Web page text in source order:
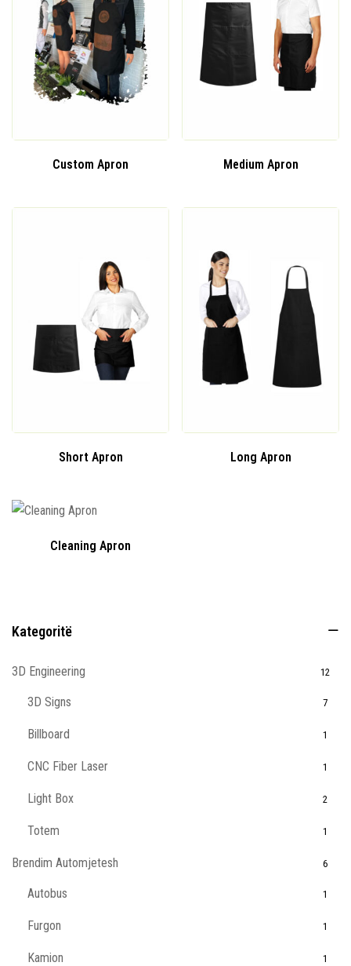
Custom Apron Medium Apron
Short Apron Long Apron
Cleaning Apron
Kategoritë
3D Engineering 12
3D Signs 7
Billboard 1
CNC Fiber Laser 1
Light Box 2
Totem 1
Brendim Automjetesh 6
Autobus 1
Furgon 1
Kamion 1